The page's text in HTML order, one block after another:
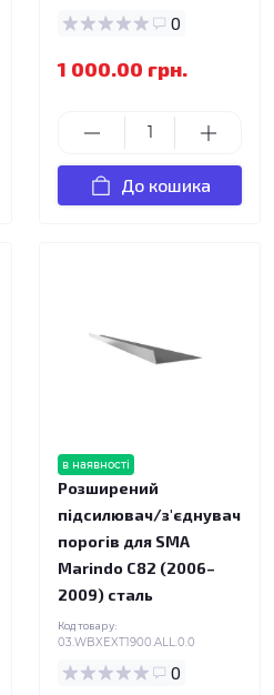
0
1 000.00 грн.
До кошика
в наявності
Розширений
підсилювач/з'єднувач
порогів для SMA
Marindo C82 (2006–
2009) сталь
Код товару:
03.WBXEXT1900.ALL.0.0
0